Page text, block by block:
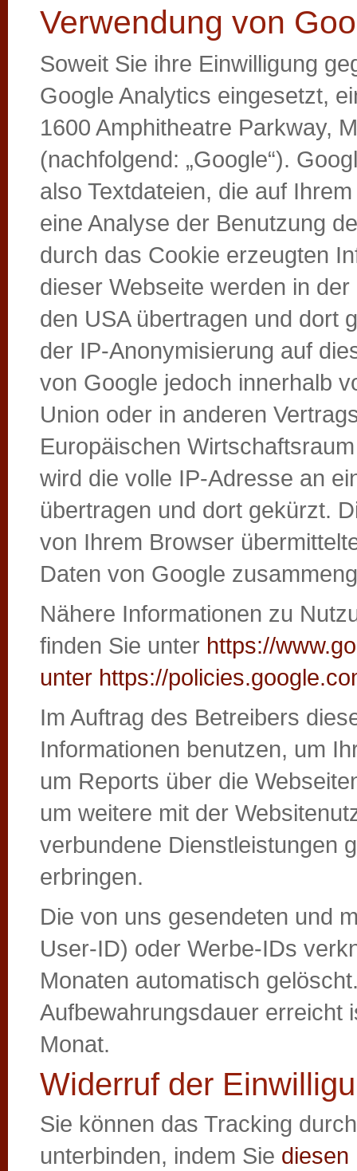
Verwendung von
Soweit Sie ihre Einwilligung
Google Analytics eingesetzt,
1600 Amphitheatre Parkway,
(nachfolgend: „Google“).
also Textdateien, die auf
eine Analyse der Benutzung
durch das Cookie erzeugten
dieser Webseite werden in
den USA übertragen und dort
der IP-Anonymisierung auf
von Google jedoch innerhalb
Union oder in anderen
Europäischen
wird die volle IP-Adresse an
übertragen und dort gekürzt.
von Ihrem Browser
Daten von Google
Nähere Informationen zu
finden Sie unter https://
unter https://
Im Auftrag des Betreibers
Informationen benutzen, um
um Reports über die
um weitere mit der
verbundene Dienstleistungen
erbringen.
Die von uns gesendeten und
User-ID) oder Werbe-IDs
Monaten automatisch
Aufbewahrungsdauer erreicht
Monat.
Widerruf der
Sie können das Tracking
unterbinden, indem Sie diesen